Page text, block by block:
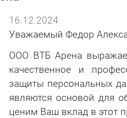
Юридические услуги в
области IT и ИБ
Критическая
информационная
инфраструктура
16.12.2024
Уважаемый Федор
ООО ВТБ Арена
качественное и
защиты персональных
являются основой для
ценим Ваш вклад в этот